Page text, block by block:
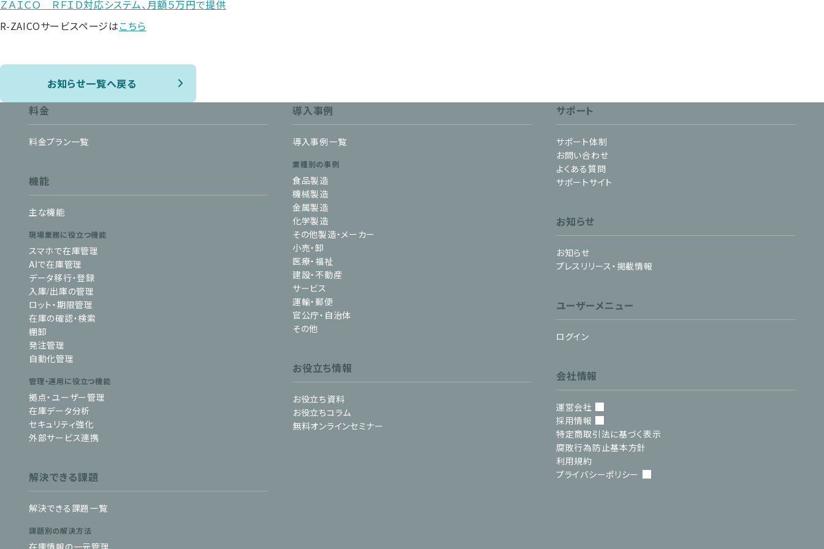
ＺＡＩＣＯ ＲＦＩＤ対応システム、月額５万円で提供
R-ZAICOサービスページはこちら
お知らせ一覧へ戻る
料金
料金プラン一覧
機能
主な機能
現場業務に役立つ機能
スマホで在庫管理
AIで在庫管理
データ移行・登録
入庫/出庫の管理
ロット・期限管理
在庫の確認・検索
棚卸
発注管理
自動化管理
管理・運用に役立つ機能
拠点・ユーザー管理
在庫データ分析
セキュリティ強化
外部サービス連携
解決できる課題
解決できる課題一覧
課題別の解決方法
在庫情報の一元管理
導入事例
導入事例一覧
業種別の事例
食品製造
機械製造
金属製造
化学製造
その他製造・メーカー
小売・卸
医療・福祉
建設・不動産
サービス
運輸・郵便
官公庁・自治体
その他
お役立ち情報
お役立ち資料
お役立ちコラム
無料オンラインセミナー
サポート
サポート体制
お問い合わせ
よくある質問
サポートサイト
お知らせ
お知らせ
プレスリリース・掲載情報
ユーザーメニュー
ログイン
会社情報
運営会社
採用情報
特定商取引法に基づく表示
腐敗行為防止基本方針
利用規約
プライバシーポリシー